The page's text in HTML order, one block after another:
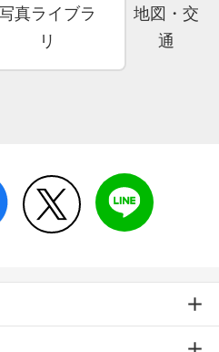
真ライブラ
リ
地図・交
通